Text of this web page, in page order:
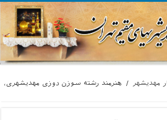
مهديشهر / هنرمند رشته سوزن دوزی مهدیشهری،